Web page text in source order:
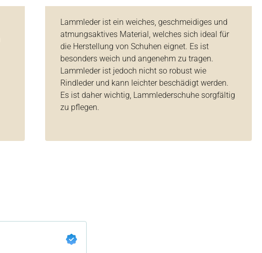
Lammleder ist ein weiches, geschmeidiges und
atmungsaktives Material, welches sich ideal für
die Herstellung von Schuhen eignet. Es ist
besonders weich und angenehm zu tragen.
Lammleder ist jedoch nicht so robust wie
Rindleder und kann leichter beschädigt werden.
Es ist daher wichtig, Lammlederschuhe sorgfältig
zu pflegen.